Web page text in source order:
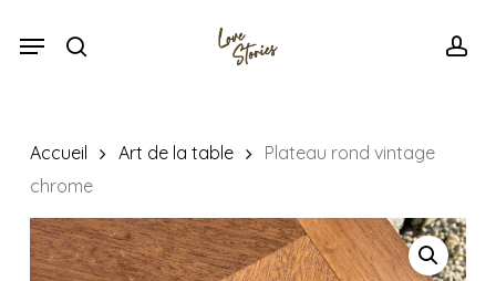
search
Menu
Accueil Art de la table
Plateau rond vintage
chrome